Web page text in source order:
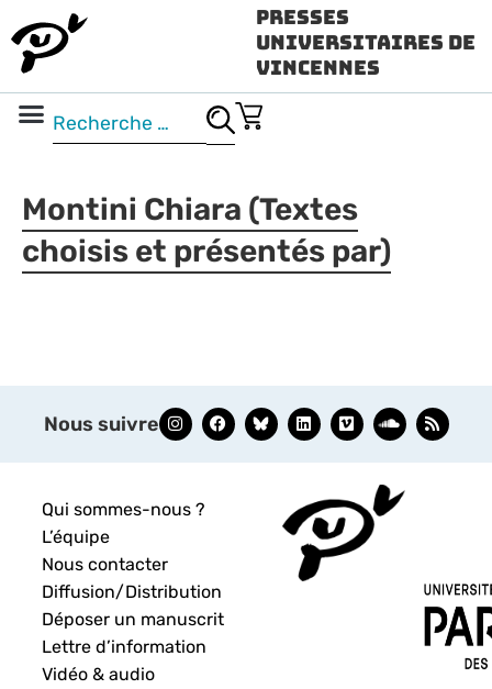
Presses
Universitaires de
Vincennes
Montini Chiara (Textes
choisis et présentés par)
Nous suivre
Qui sommes-nous ?
L’équipe
Nous contacter
Diffusion/Distribution
Déposer un manuscrit
Lettre d’information
Vidéo & audio